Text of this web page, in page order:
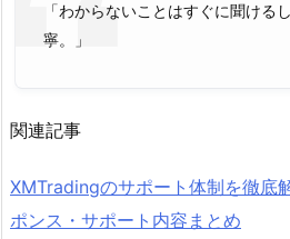
「わからないことはすぐに聞ける
寧。」
関連記事
XMTradingのサポート体制を徹底
ポンス・サポート内容まとめ